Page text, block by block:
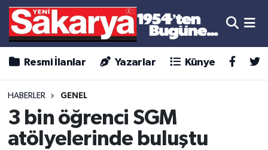
Resmi İlanlar Yazarlar Künye
HABERLER GENEL
3 bin öğrenci SGM
atölyelerinde buluştu